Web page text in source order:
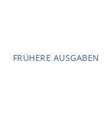
FRÜHERE AUSGABEN